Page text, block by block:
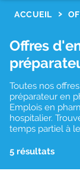
ACCUEIL
Offres
Toutes nos
préparateur en
Emplois en
hospitalier.
temps partiel à
5 résultats